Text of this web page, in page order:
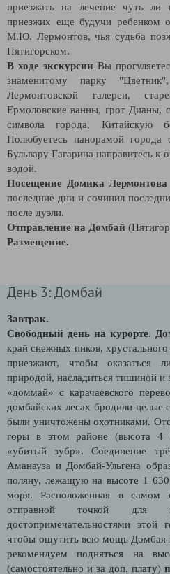
приезжать на лечение чуть
приезжих еще будучи ребенком
М.Ю. Лермонтов, чья судьба
Пятигорском.
В ходе экскурсии Вы
знаменитому парку
Лермонтовской галереи,
Ермоловские ванны, грот Дианы,
символа города, Китайскую
Полюбуетесь панорамой
Бульвару Гагарина направитесь к
водой.
Посещение Домика Лермонтова
последние дни и сочинил
после дуэли.
Отправление на Домбай
Размещение.
День 3: Домбай
Завтрак.
Свободный день на курорте.
край снежных пиков,
приезжают, чтобы оказаться
природой, насладиться тишиной и
«доммай» с карачаевского
домбайских лесах бродили целые
были уничтожены охотниками.
горы в этом районе (высота
«убитый зубр». Соединение
Аманауза и Домбай-Ульгена
поляну, лежащую на высоте 1
моря. Расположенная в самом
отправной точкой для
достопримечательностями
чтобы ощутить всю мощь Домбая и
рекомендуем подняться на
(самостоятельно и за доп. плату)